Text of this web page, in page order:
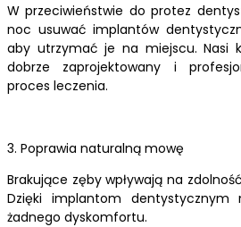
W przeciwieństwie do protez
noc usuwać implantów
aby utrzymać je na miejscu. Nasi
dobrze zaprojektowany i
proces leczenia.
3. Poprawia naturalną mowę
Brakujące zęby wpływają na
Dzięki implantom dentystycznym
żadnego dyskomfortu.